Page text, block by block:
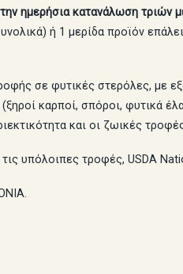
ημερήσια κατανάλωση
ή 1 μερίδα προϊόν
σε φυτικές στερόλες, με
καρποί, σπόροι, φυτικά
και οι ζωικές
τις υπόλοιπες τροφές, USDA